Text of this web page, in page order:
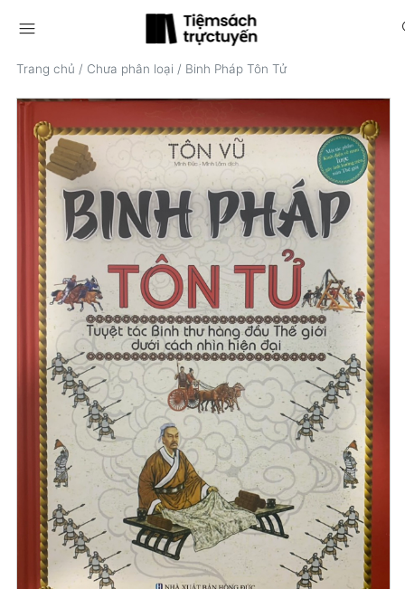
menu
Trang chủ / Chưa phân loại / Binh Pháp Tôn Tử